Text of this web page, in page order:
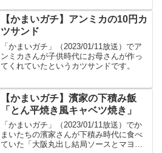
【かまいガチ】アンミカの10円カ
ツサンド
「かまいガチ」（2023/01/11放送）でア
ンミカさんが子供時代にお母さんが作っ
てくれていたというカツサンドです。
【かまいガチ】濱家の下積み飯
「とん平焼き風キャベツ焼き」
「かまいガチ」（2023/01/11放送）でか
まいたちの濱家さんが下積み時代に食べ
ていた「大阪丸出し結局ソースとマヨネ